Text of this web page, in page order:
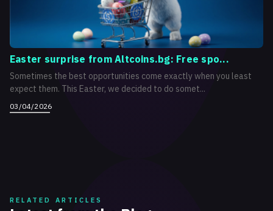
Easter surprise from Altcoins.bg: Free spo...
Sometimes the best opportunities come exactly when you least
expect them. This Easter, we decided to do somet...
03/04/2026
RELATED ARTICLES